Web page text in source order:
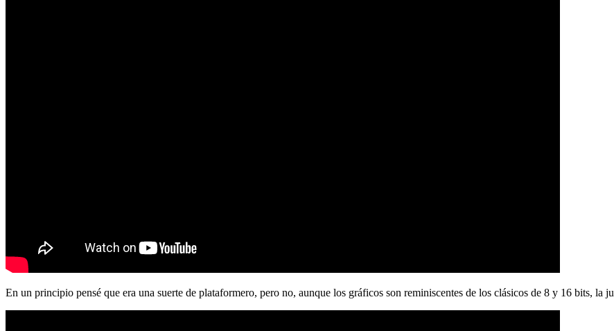
En un principio pensé que era una suerte de plataformero, pero no, aunque los gráficos son reminiscentes de los clásicos de 8 y 16 bits,